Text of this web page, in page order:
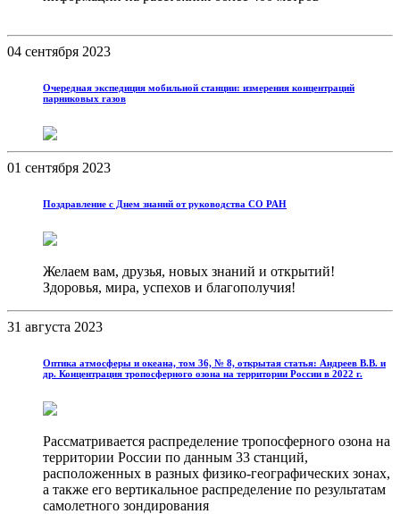
04 сентября 2023
Очередная экспедиция мобильной станции: измерения концентраций
парниковых газов
01 сентября 2023
Поздравление с Днем знаний от руководства СО РАН
Желаем вам, друзья, новых знаний и открытий!
Здоровья, мира, успехов и благополучия!
31 августа 2023
Оптика атмосферы и океана, том 36, № 8, открытая статья: Андреев В.В. и
др. Концентрация тропосферного озона на территории России в 2022 г.
Рассматривается распределение тропосферного озона на
территории России по данным 33 станций,
расположенных в разных физико-географических зонах,
а также его вертикальное распределение по результатам
самолетного зондирования